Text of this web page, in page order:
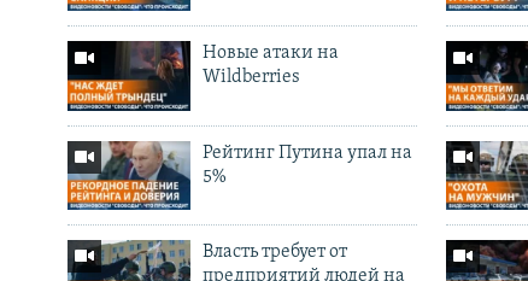
Новые атаки на
Wildberries
Рейтинг Путина упал на
5%
Власть требует от
предприятий людей на